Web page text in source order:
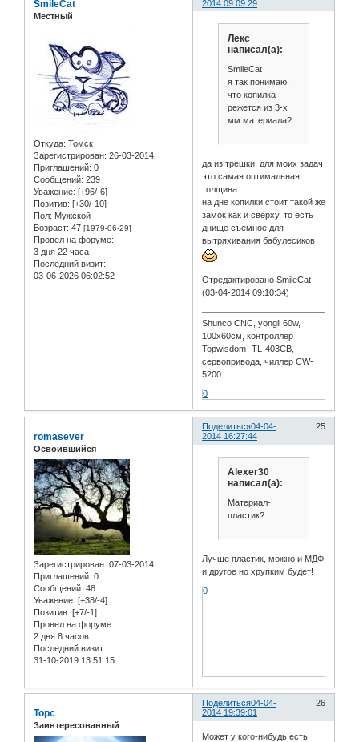
2014 09:09:29
SmileCat
Местный
Откуда: Томск
Зарегистрирован: 26-03-2014
Приглашений: 0
Сообщений: 239
Уважение: [+96/-6]
Позитив: [+30/-10]
Пол: Мужской
Возраст: 47 [1979-06-29]
Провел на форуме:
3 дня 22 часа
Последний визит:
03-06-2026 06:02:52
Лекс
написал(а):
SmileCat
я так понимаю,
что копилка
режется из 3-х
мм материала?
да из трешки, для моих задач
это самая оптимальная
толщина.
на дне копилки стоит такой же
замок как и сверху, то есть
днище съемное для
вытряхивания бабулесиков
Отредактировано SmileCat
(03-04-2014 09:10:34)
Shunco CNC, yongli 60w,
100x60см, контроллер
Topwisdom -TL-403CB,
сервопривода, чиллер CW-
5200
0
Поделиться 25
04-04-
2014 16:27:44
romasever
Освоившийся
Зарегистрирован: 07-03-2014
Приглашений: 0
Сообщений: 48
Уважение: [+38/-4]
Позитив: [+7/-1]
Провел на форуме:
2 дня 8 часов
Последний визит:
31-10-2019 13:51:15
Alexer30
написал(а):
Материал-
пластик?
Лучше пластик, можно и МДФ
и другое но хрупким будет!
0
Поделиться 26
04-04-
2014 19:39:01
Topc
Заинтересованный
Может у кого-нибудь есть